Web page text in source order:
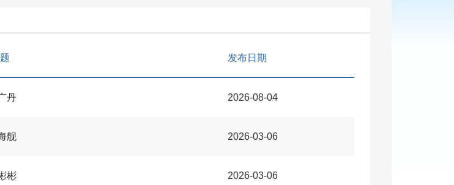
发布日期
丹 2026-08-04
舰 2026-03-06
彬 2026-03-06